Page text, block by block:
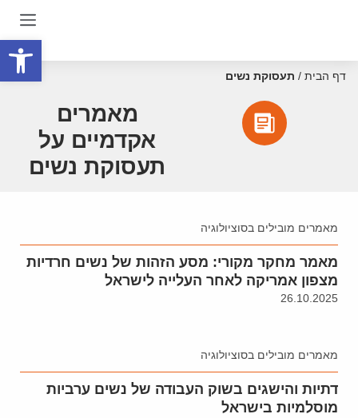
דף הבית / תעסוקת נשים
מאמרים
אקדמיים על
תעסוקת נשים
מאמרים מובילים בסוציולוגיה
מאמר מחקר מקורי: מסע הזהות של נשים חרדיות
מצפון אמריקה לאחר העלייה לישראל
26.10.2025
מאמרים מובילים בסוציולוגיה
דתיות והישגים בשוק העבודה של נשים ערביות
מוסלמיות בישראל
פתח